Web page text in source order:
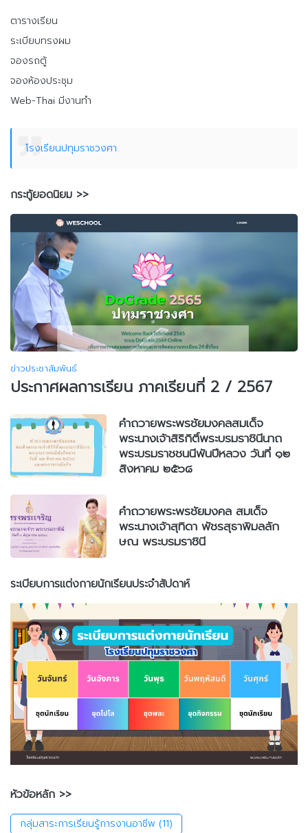
ตารางเรียน
ระเบียบทรงผม
จองรถตู้
จองห้องประชุม
Web-Thai มีงานทำ
โรงเรียนปทุมราชวงศา
กระทู้ยอดนิยม >>
ข่าวประชาสัมพันธ์
ประกาศผลการเรียน ภาคเรียนที่ 2 / 2567
คำถวายพระพรชัยมงคลสมเด็จ
พระนางเจ้าสิริกิติ์พระบรมราชินีนาถ
พระบรมราชชนนีพันปีหลวง วันที่ ๑๒
สิงหาคม ๒๕๖๘
คำถวายพระพรชัยมงคล สมเด็จ
พระนางเจ้าสุทิดา พัชรสุธาพิมลลัก
ษณ พระบรมราชินี
ระเบียบการแต่งกายนักเรียนประจำสัปดาห์
หัวข้อหลัก >>
กลุ่มสาระการเรียนรู้การงานอาชีพ (11)